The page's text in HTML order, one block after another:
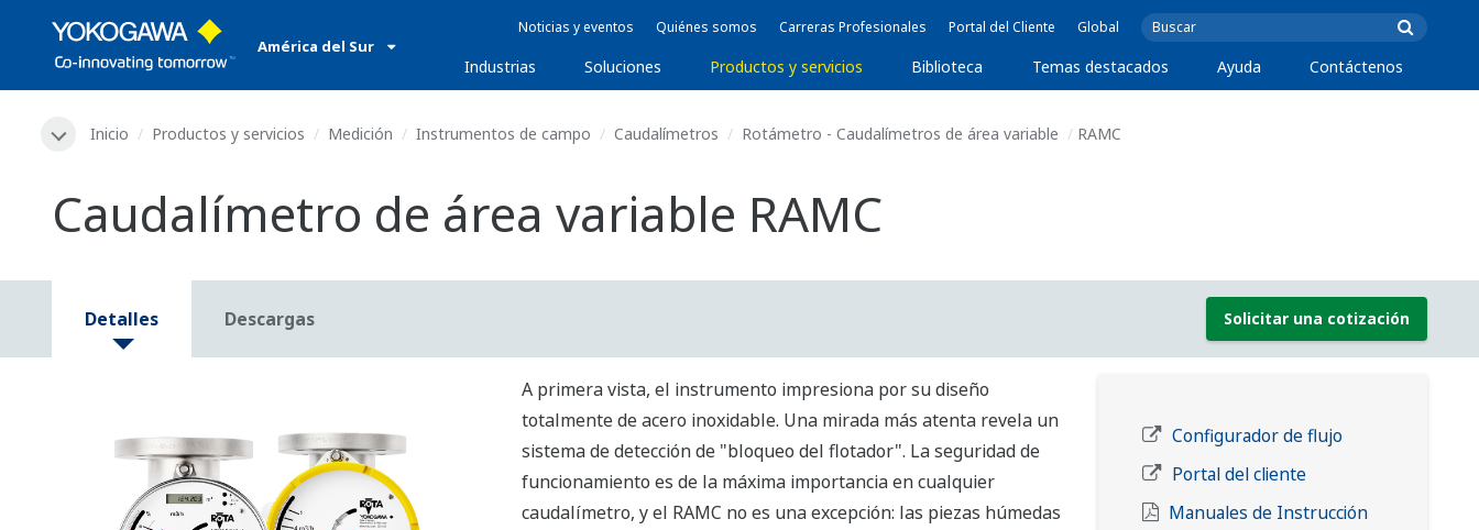
América del Sur
Noticias y eventos Quiénes somos Carreras Profesionales Portal del Cliente Global
Industrias Soluciones Productos y servicios Biblioteca Temas destacados Ayuda Contáctenos
Inicio Productos y servicios Medición Instrumentos de campo Caudalímetros Rotámetro - Caudalímetros de área variable RAMC
Caudalímetro de área variable RAMC
Detalles Descargas Solicitar una cotización
Configurador de flujo
Portal del cliente
Manuales de Instrucción
A primera vista, el instrumento impresiona por su diseño
totalmente de acero inoxidable. Una mirada más atenta revela un
sistema de detección de "bloqueo del flotador". La seguridad de
funcionamiento es de la máxima importancia en cualquier
caudalímetro, y el RAMC no es una excepción: las piezas húmedas